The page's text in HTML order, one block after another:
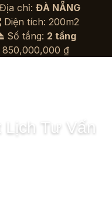
Địa chỉ: ĐÀ NẴNG
Diện tích: 200m2
Số tầng: 2 tầng
850,000,000 ₫
Tư Vấn